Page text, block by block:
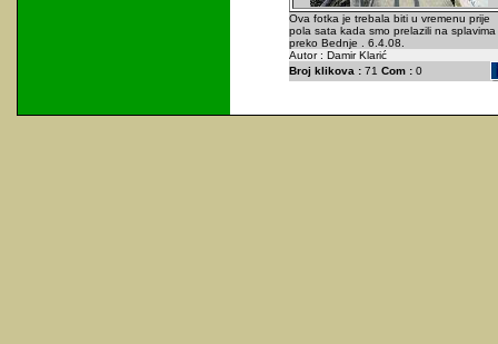
Ova fotka je trebala biti u vremenu prije
pola sata kada smo prelazili na splavima
preko Bednje . 6.4.08.
Autor : Damir Klarić
Broj klikova :71 Com :0